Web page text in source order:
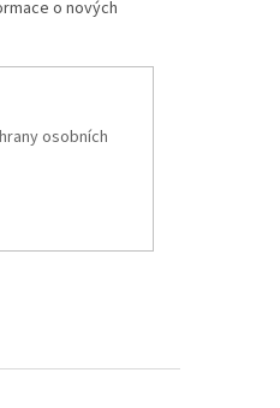
o nových
osobních